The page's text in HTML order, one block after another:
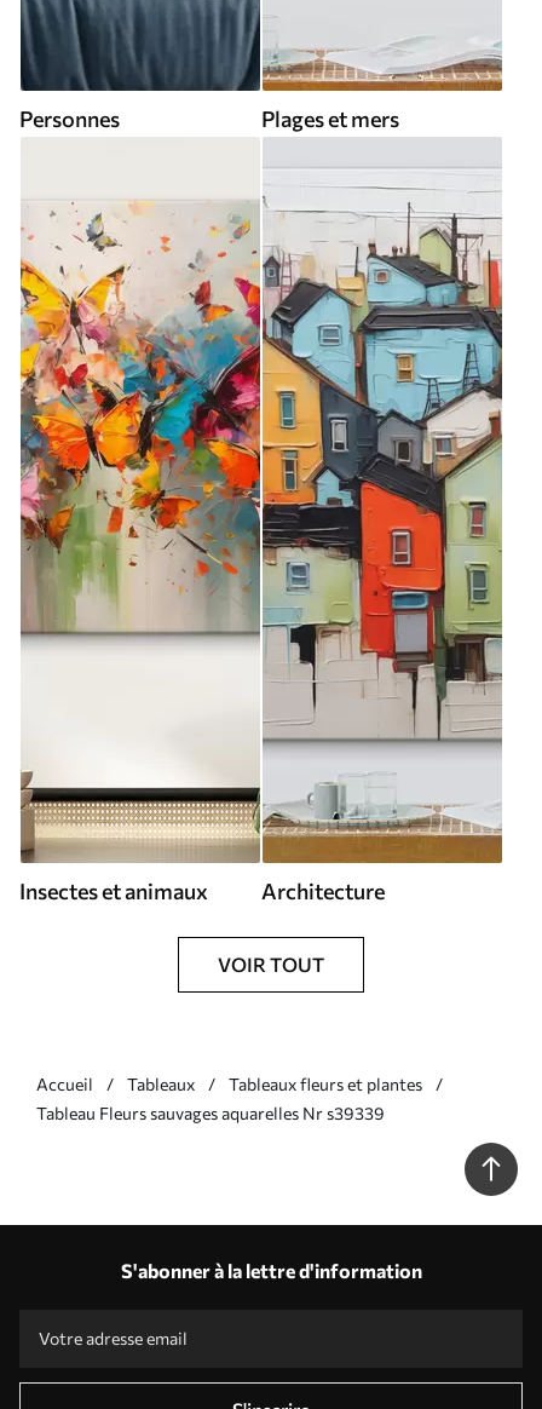
Personnes Plages et mers
Insectes et animaux Architecture
VOIR TOUT
Accueil Tableaux
Tableaux fleurs et plantes
Tableau Fleurs sauvages aquarelles Nr s39339
S'abonner à la lettre d'information